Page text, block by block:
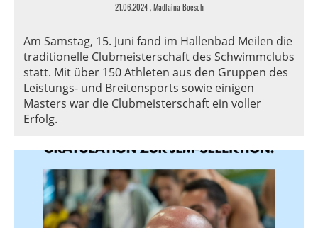
21.06.2024, Madlaina Boesch
Am Samstag, 15. Juni fand im Hallenbad Meilen die
traditionelle Clubmeisterschaft des Schwimmclubs
statt. Mit über 150 Athleten aus den Gruppen des
Leistungs- und Breitensports sowie einigen
Masters war die Clubmeisterschaft ein voller
Erfolg.